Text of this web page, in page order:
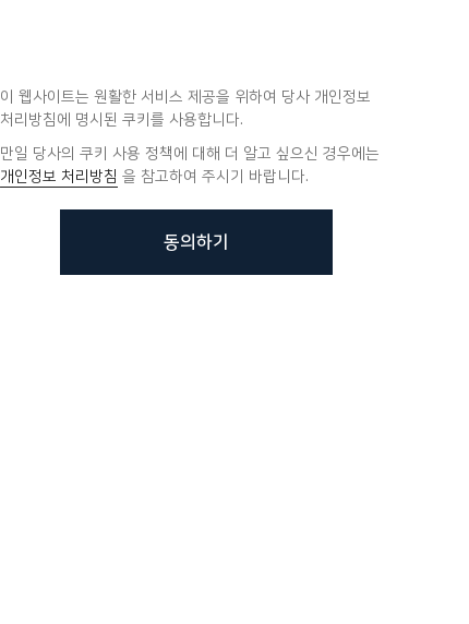
이 웹사이트는 원활한 서비스 제공을 위하여 당사 개인정보
처리방침에 명시된 쿠키를 사용합니다.
만일 당사의 쿠키 사용 정책에 대해 더 알고 싶으신 경우에는
개인정보 처리방침 을 참고하여 주시기 바랍니다.
동의하기